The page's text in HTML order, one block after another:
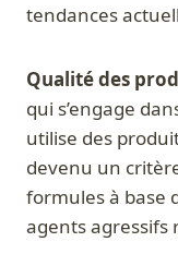
tendances
Qualité des
qui s’engage
utilise des
devenu un
formules à base
agents agressifs